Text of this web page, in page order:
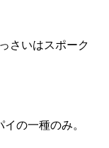
さいはスポーク
の一種のみ。